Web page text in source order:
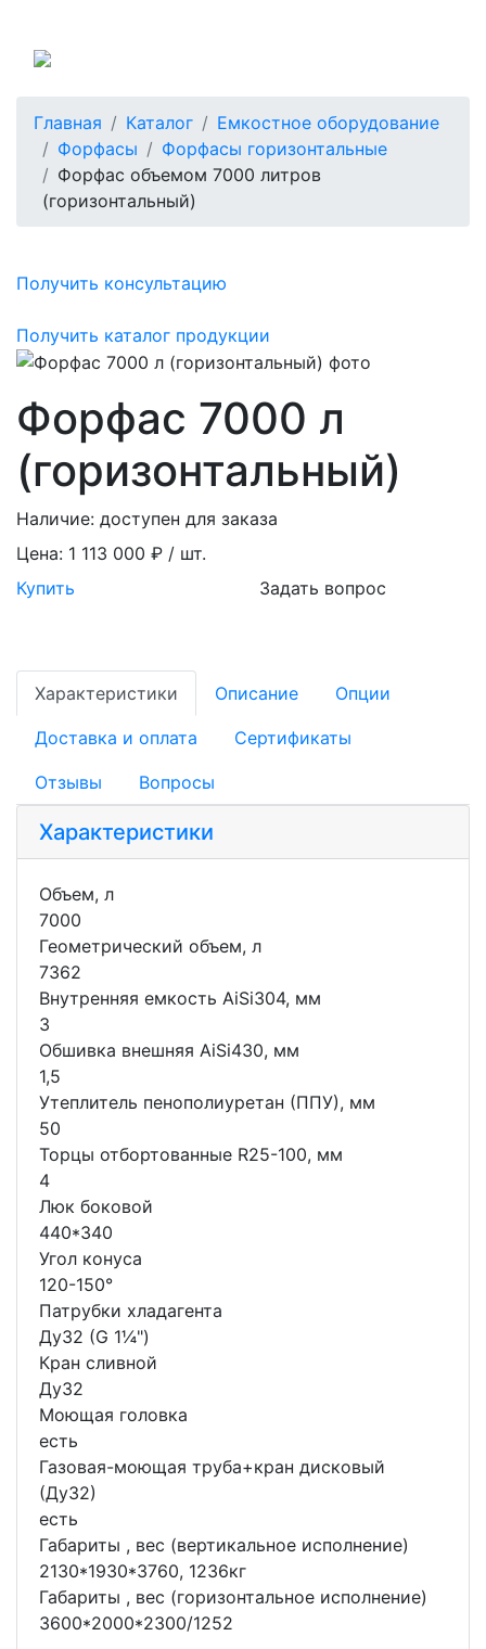
Главная Каталог
Емкостное оборудование
Форфасы
Форфасы горизонтальные
Форфас объемом 7000 литров
(горизонтальный)
Получить консультацию
Получить каталог продукции
Форфас 7000 л
(горизонтальный)
Наличие: доступен для заказа
Цена: 1 113 000 ₽ / шт.
Купить
Задать вопрос
Характеристики Описание Опции
Доставка и оплата Сертификаты
Отзывы Вопросы
Характеристики
Объем, л
7000
Геометрический объем, л
7362
Внутренняя емкость AiSi304, мм
3
Обшивка внешняя AiSi430, мм
1,5
Утеплитель пенополиуретан (ППУ), мм
50
Торцы отбортованные R25-100, мм
4
Люк боковой
440*340
Угол конуса
120-150°
Патрубки хладагента
Ду32 (G 1¼")
Кран сливной
Ду32
Моющая головка
есть
Газовая-моющая труба+кран дисковый
(Ду32)
есть
Габариты , вес (вертикальное исполнение)
2130*1930*3760, 1236кг
Габариты , вес (горизонтальное исполнение)
3600*2000*2300/1252